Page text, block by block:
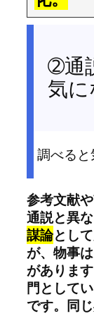
➁通
気
調べる
参考文献
通説と異
謀論とし
が、物事
がありま
門として
です。同